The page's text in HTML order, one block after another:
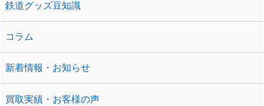
鉄道グッズ豆知識
コラム
新着情報・お知らせ
買取実績・お客様の声